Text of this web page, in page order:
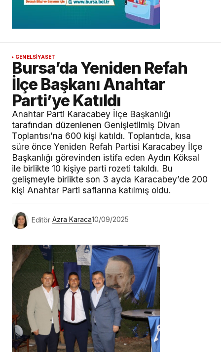
GENELSİYASET
Bursa’da Yeniden Refah
İlçe Başkanı Anahtar
Parti’ye Katıldı
Anahtar Parti Karacabey İlçe Başkanlığı
tarafından düzenlenen Genişletilmiş Divan
Toplantısı’na 600 kişi katıldı. Toplantıda, kısa
süre önce Yeniden Refah Partisi Karacabey İlçe
Başkanlığı görevinden istifa eden Aydın Köksal
ile birlikte 10 kişiye parti rozeti takıldı. Bu
gelişmeyle birlikte son 3 ayda Karacabey’de 200
kişi Anahtar Parti saflarına katılmış oldu.
Editör Azra Karaca10/09/2025